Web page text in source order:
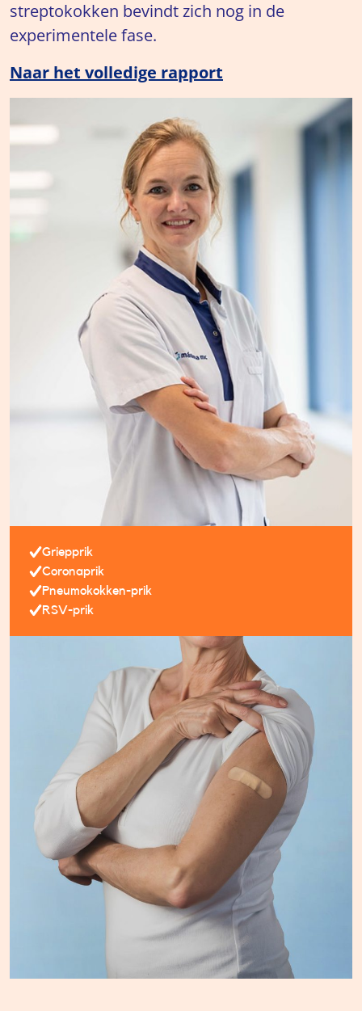
streptokokken bevindt zich nog in de
experimentele fase.
Naar het volledige rapport
Griepprik
Coronaprik
Pneumokokken-prik
RSV-prik